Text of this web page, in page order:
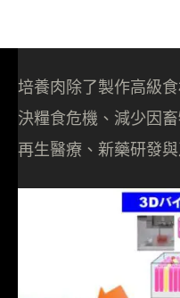
培養肉除了製作高級
決糧食危機、減少因
再生醫療、新藥研發